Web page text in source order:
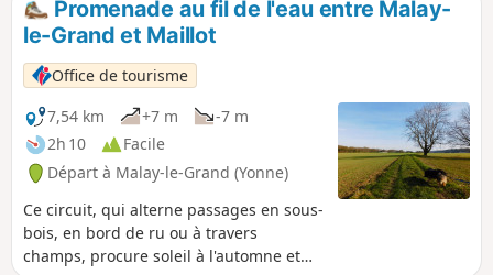
Promenade au fil de l'eau entre Malay-
le-Grand et Maillot
Office de tourisme
7,54 km
+7 m
-7 m
2h 10
Facile
Départ à Malay-le-Grand (Yonne)
Ce circuit, qui alterne passages en sous-
bois, en bord de ru ou à travers
champs, procure soleil à l'automne et